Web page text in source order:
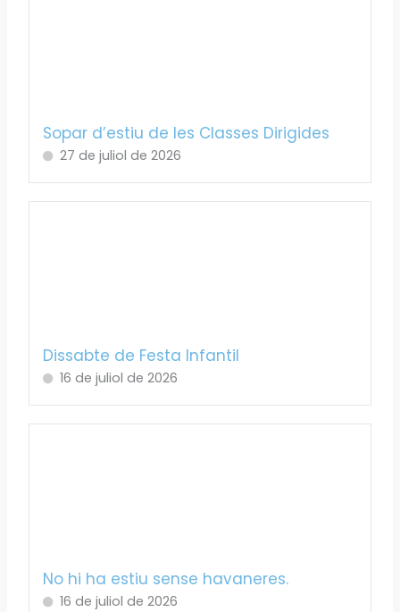
Sopar d’estiu de les Classes Dirigides
27 de juliol de 2026
Dissabte de Festa Infantil
16 de juliol de 2026
No hi ha estiu sense havaneres.
16 de juliol de 2026